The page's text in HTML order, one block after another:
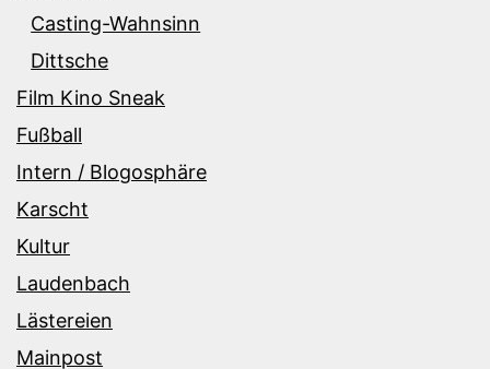
Casting-Wahnsinn
Dittsche
Film Kino Sneak
Fußball
Intern / Blogosphäre
Karscht
Kultur
Laudenbach
Lästereien
Mainpost